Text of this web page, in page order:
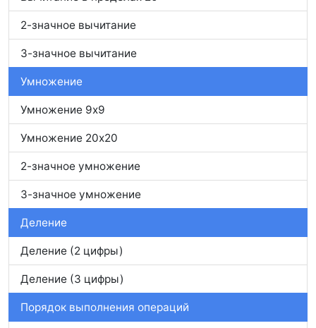
2-значное вычитание
3-значное вычитание
Умножение
Умножение 9x9
Умножение 20x20
2-значное умножение
3-значное умножение
Деление
Деление (2 цифры)
Деление (3 цифры)
Порядок выполнения операций